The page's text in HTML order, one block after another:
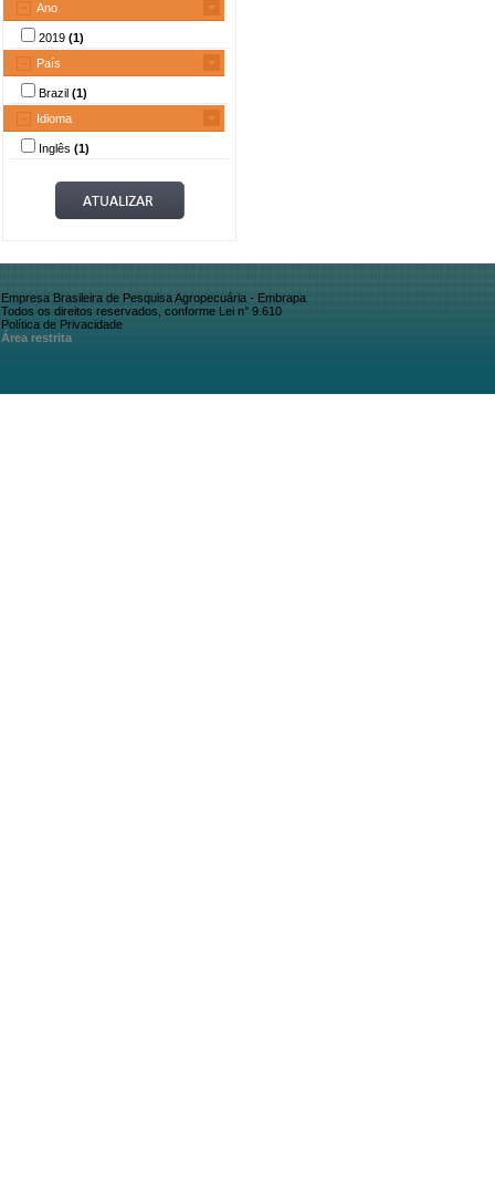
Ano
2019 (1)
País
Brazil (1)
Idioma
Inglês (1)
Empresa Brasileira de Pesquisa Agropecuária - Embrapa
Todos os direitos reservados, conforme Lei n° 9.610
Política de Privacidade
Área restrita